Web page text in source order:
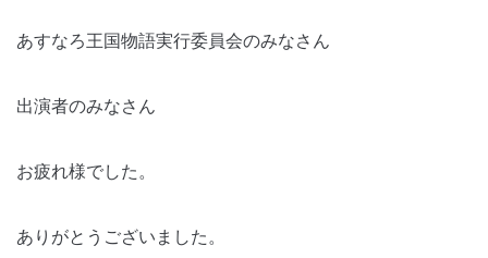
あすなろ王国物語実行委員会のみなさん
出演者のみなさん
お疲れ様でした。
ありがとうございました。